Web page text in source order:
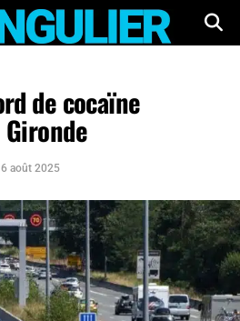
de cocaïne
août 2025